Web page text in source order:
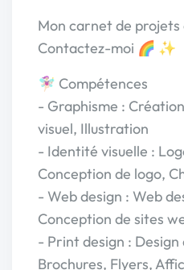
Mon carnet de
Contactez-moi 🌈 ✨
🧚🏻‍♀️ Compétences
- Graphisme :
visuel, Illustration
- Identité visuelle :
Conception de logo,
- Web design : Web
Conception de sites
- Print design : Design
Brochures, Flyers,